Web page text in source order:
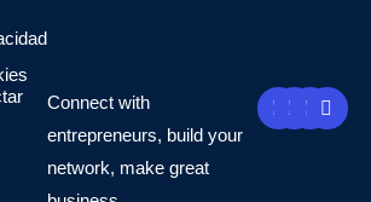
Connect with
entrepreneurs, build your
network, make great
F
c
Y
u
I
s
L
i
n